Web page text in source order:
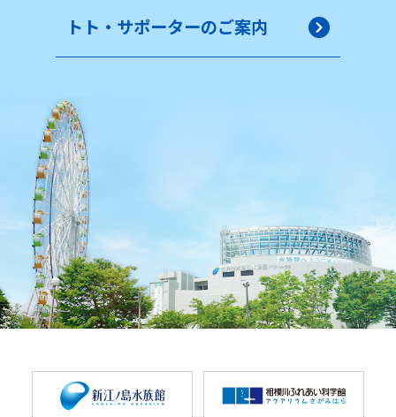
トト・サポーターのご案内